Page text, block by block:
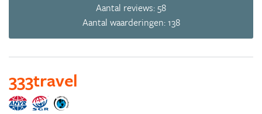
Aantal reviews: 58
Aantal waarderingen: 138
333travel